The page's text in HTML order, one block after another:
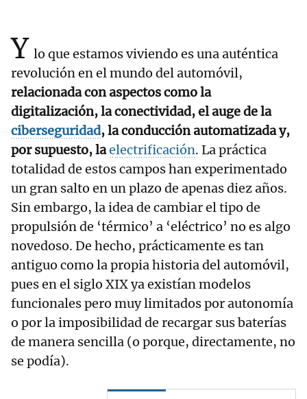
Y lo que estamos viviendo es una auténtica
revolución en el mundo del automóvil,
relacionada con aspectos como la
digitalización, la conectividad, el auge de la
ciberseguridad, la conducción automatizada y,
por supuesto, laelectrificación. La práctica
totalidad de estos campos han experimentado
un gran salto en un plazo de apenas diez años.
Sin embargo, la idea de cambiar el tipo de
propulsión de ‘térmico’ a ‘eléctrico’ no es algo
novedoso. De hecho, prácticamente es tan
antiguo como la propia historia del automóvil,
pues en el siglo XIX ya existían modelos
funcionales pero muy limitados por autonomía
o por la imposibilidad de recargar sus baterías
de manera sencilla (o porque, directamente, no
se podía).